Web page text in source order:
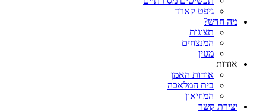
גיפט קארד
מה חדש?
תצוגות
המנצחים
מגזין
אודות
אודות האמן
בית המלאכה
המוזיאון
יצירת קשר